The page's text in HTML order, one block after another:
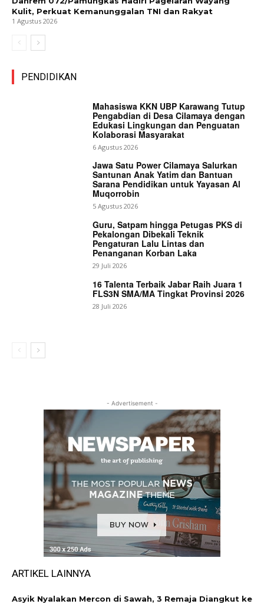
Kulit, Perkuat Kemanunggalan TNI dan Rakyat
1 Agustus 2026
PENDIDIKAN
Mahasiswa KKN UBP Karawang Tutup
Pengabdian di Desa Cilamaya dengan
Edukasi Lingkungan dan Penguatan
Kolaborasi Masyarakat
6 Agustus 2026
Jawa Satu Power Cilamaya Salurkan
Santunan Anak Yatim dan Bantuan
Sarana Pendidikan untuk Yayasan Al
Muqorrobin
5 Agustus 2026
Guru, Satpam hingga Petugas PKS di
Pekalongan Dibekali Teknik
Pengaturan Lalu Lintas dan
Penanganan Korban Laka
29 Juli 2026
16 Talenta Terbaik Jabar Raih Juara 1
FLS3N SMA/MA Tingkat Provinsi 2026
28 Juli 2026
- Advertisement -
ARTIKEL LAINNYA
Asyik Nyalakan Mercon di Sawah, 3 Remaja Diangkut ke